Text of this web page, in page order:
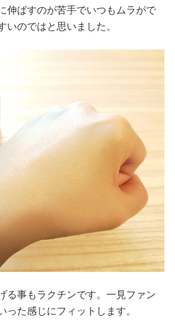
伸ばすのが苦手でいつもムラがで
いのではと思いました。
る事もラクチンです。一見ファン
た感じにフィットします。